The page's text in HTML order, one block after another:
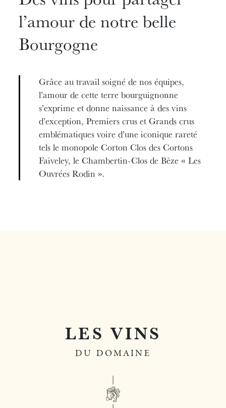
l’amour de notre belle
Bourgogne
Grâce au travail soigné de nos équipes,
l’amour de cette terre bourguignonne
s’exprime et donne naissance à des vins
d’exception, Premiers crus et Grands crus
emblématiques voire d’une iconique rareté
tels le monopole Corton Clos des Cortons
Faiveley, le Chambertin-Clos de Bèze « Les
Ouvrées Rodin ».
LES VINS
DU DOMAINE